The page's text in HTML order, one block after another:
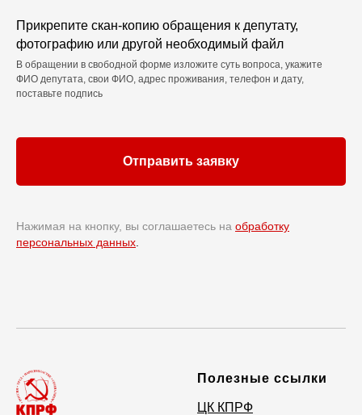
Прикрепите скан-копию обращения к депутату,
фотографию или другой необходимый файл
В обращении в свободной форме изложите суть вопроса, укажите
ФИО депутата, свои ФИО, адрес проживания, телефон и дату,
поставьте подпись
Отправить заявку
Нажимая на кнопку, вы соглашаетесь на обработку
персональных данных
Полезные ссылки
ЦК КПРФ